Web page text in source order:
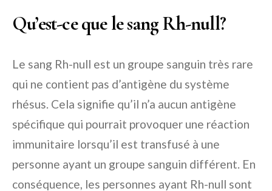
Qu’est-ce que le sang Rh-null?
Le sang Rh-null est un groupe sanguin très rare
qui ne contient pas d’antigène du système
rhésus. Cela signifie qu’il n’a aucun antigène
spécifique qui pourrait provoquer une réaction
immunitaire lorsqu’il est transfusé à une
personne ayant un groupe sanguin différent. En
conséquence, les personnes ayant Rh-null sont